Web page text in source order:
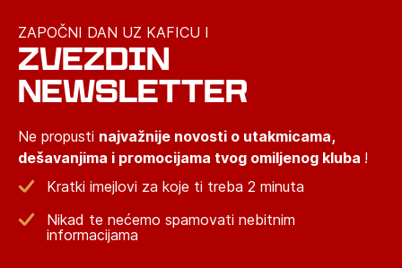
ZAPOČNI DAN UZ KAFICU I
ZVEZDIN
NEWSLETTER
Ne propusti najvažnije novosti o utakmicama,
dešavanjima i promocijama tvog omiljenog kluba !
Kratki imejlovi za koje ti treba 2 minuta
Nikad te nećemo spamovati nebitnim
informacijama